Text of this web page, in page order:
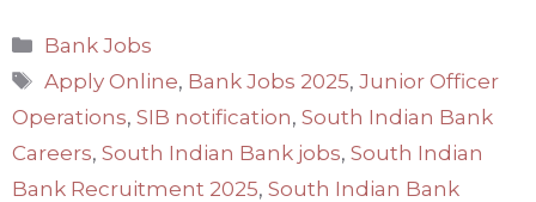
Categories
Bank Jobs
Tags
Apply Online, Bank Jobs 2025,Junior Officer
Operations, SIB notification, South Indian Bank
Careers, South Indian Bank jobs, South Indian
Bank Recruitment 2025, South Indian Bank